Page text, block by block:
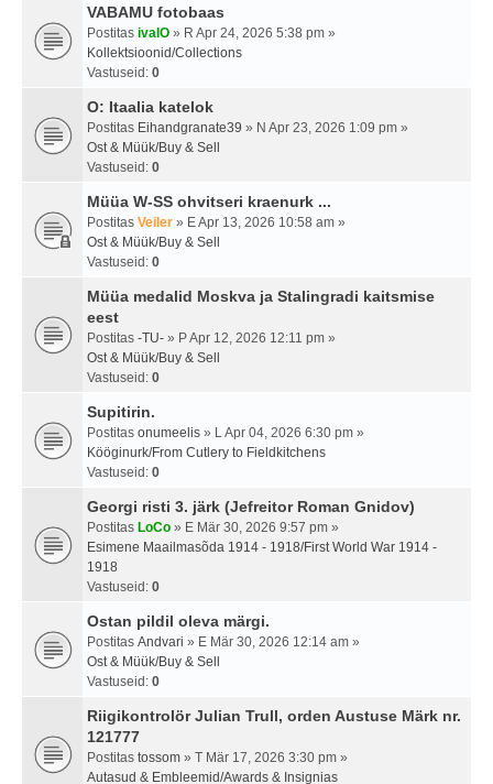
VABAMU fotobaas
Postitas ivalO » R Apr 24, 2026 5:38 pm »
Kollektsioonid/Collections
Vastuseid: 0
O: Itaalia katelok
Postitas Eihandgranate39 » N Apr 23, 2026 1:09 pm »
Ost & Müük/Buy & Sell
Vastuseid: 0
Müüa W-SS ohvitseri kraenurk ...
Postitas Veiler » E Apr 13, 2026 10:58 am »
Ost & Müük/Buy & Sell
Vastuseid: 0
Müüa medalid Moskva ja Stalingradi kaitsmise
eest
Postitas -TU- » P Apr 12, 2026 12:11 pm »
Ost & Müük/Buy & Sell
Vastuseid: 0
Supitirin.
Postitas onumeelis » L Apr 04, 2026 6:30 pm »
Kööginurk/From Cutlery to Fieldkitchens
Vastuseid: 0
Georgi risti 3. järk (Jefreitor Roman Gnidov)
Postitas LoCo » E Mär 30, 2026 9:57 pm »
Esimene Maailmasõda 1914 - 1918/First World War 1914 -
1918
Vastuseid: 0
Ostan pildil oleva märgi.
Postitas Andvari » E Mär 30, 2026 12:14 am »
Ost & Müük/Buy & Sell
Vastuseid: 0
Riigikontrolör Julian Trull, orden Austuse Märk nr.
121777
Postitas tossom » T Mär 17, 2026 3:30 pm »
Autasud & Embleemid/Awards & Insignias